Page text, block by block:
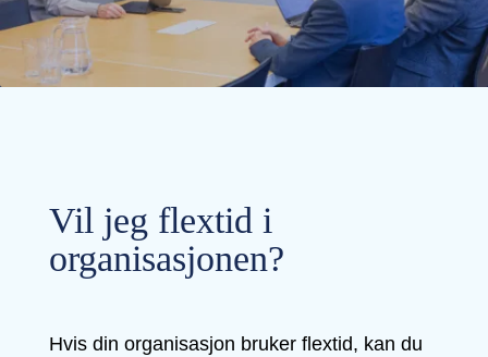
Vil jeg flextid i
organisasjonen?
Hvis din organisasjon bruker flextid, kan du